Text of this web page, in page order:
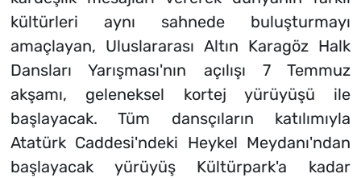
kültürleri aynı sahnede buluşturmayı
amaçlayan, Uluslararası Altın Karagöz Halk
Dansları Yarışması'nın açılışı 7 Temmuz
akşamı, geleneksel kortej yürüyüşü ile
başlayacak. Tüm dansçıların katılımıyla
Atatürk Caddesi'ndeki Heykel Meydanı'ndan
başlayacak yürüyüş Kültürpark'a kadar